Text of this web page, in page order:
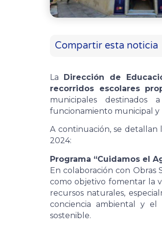
Compartir esta noticia
La Dirección de
recorridos escolares
municipales destinados
funcionamiento municipal y
A continuación, se detallan
2024:
Programa “Cuidamos el
En colaboración con Obras
como objetivo fomentar la
recursos naturales,
conciencia ambiental y
sostenible.